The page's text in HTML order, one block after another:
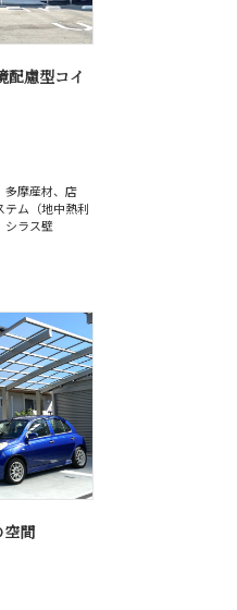
配慮型コイ
多摩産材、店
テム（地中熱利
シラス壁
空間